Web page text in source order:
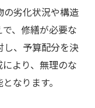
ム計画
実現する手順
フォーム計画
き計画ポイン
の劣化状況や構造
、修繕が必要な
し、予算配分を決
より、無理のな
なります。